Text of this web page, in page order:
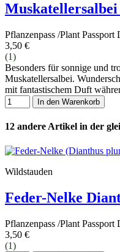
Pflanzenpass /Plant
3,50 €
(1)
Besonders für sonnige und
Muskatellersalbei.
mit fantastischem Duft
In den Warenkorb
12 andere Artikel in der
Wildstauden
Feder-Nelke
Pflanzenpass /Plant
3,50 €
(1)